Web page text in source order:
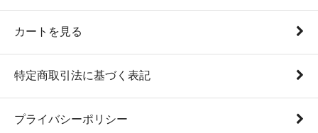
カートを見る
特定商取引法に基づく表記
プライバシーポリシー